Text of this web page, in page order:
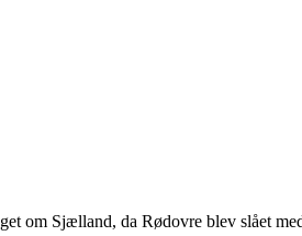
om Sjælland, da Rødovre blev slået